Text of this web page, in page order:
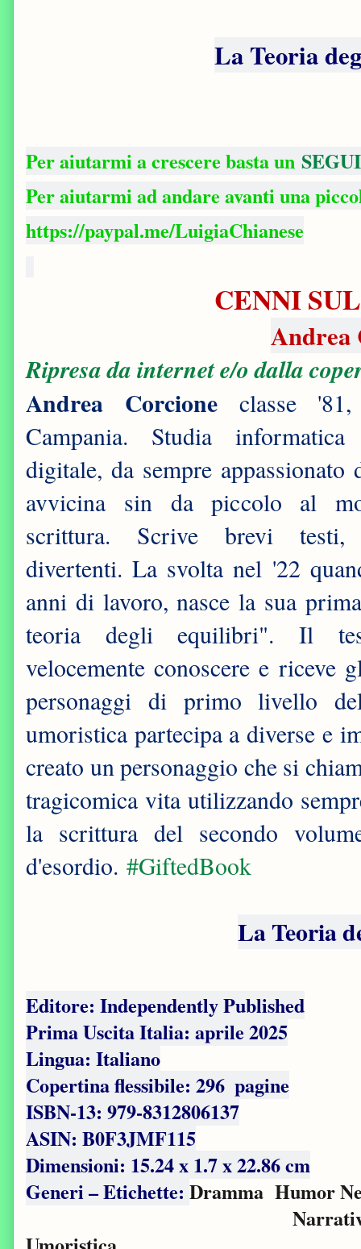
La Teoria
Per aiutarmi a crescere basta un SEGUI
Per aiutarmi ad andare avanti una
https://paypal.me/LuigiaChianese
CENNI
Andrea
Ripresa da internet e/o dalla
Andrea Corcioneclasse '81,
Campania. Studia
digitale, da sempre appassionato
avvicina sin da piccolo al
scrittura. Scrive brevi testi,
divertenti. La svolta nel '22
anni di lavoro, nasce la sua
teoria degli equilibri". Il
velocemente conoscere e riceve
personaggi di primo livello
umoristica partecipa a diverse e
creato un personaggio che si
tragicomica vita utilizzando
la scrittura del secondo
d'esordio. #GiftedBook
La Teoria
Editore: Independently Published
Prima Uscita Italia: aprile 2025
Lingua: Italiano
Copertina flessibile: ‏ 296 pagine
ISBN-13: ‎979-8312806137
ASIN: B0F3JMF115
Dimensioni: ‎15.24 x 1.7 x 22.86 cm
Generi – Etichette: Dramma Humor